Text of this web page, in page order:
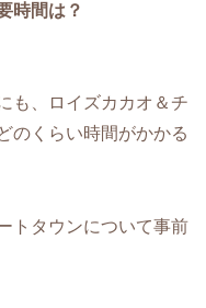
時間は？
も、ロイズカカオ＆チ
のくらい時間がかかる
トタウンについて事前